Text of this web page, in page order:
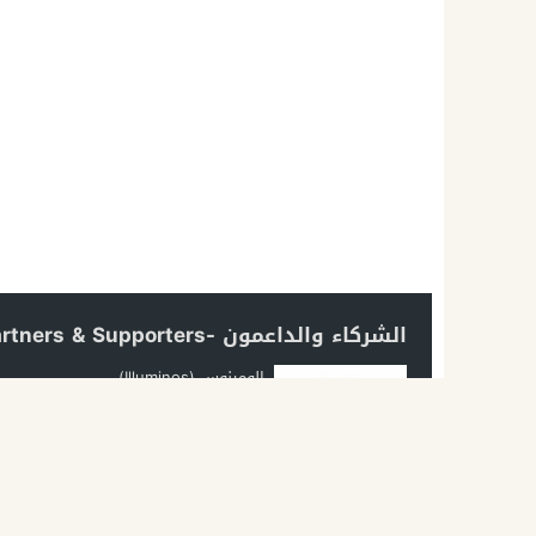
الشركاء والداعمون -Partners & Supporters
إلومينوس (Illuminos)